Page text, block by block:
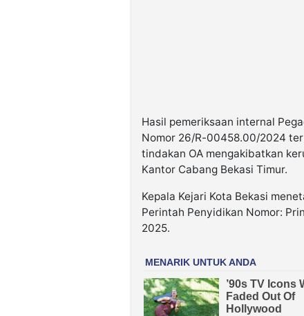
Hasil pemeriksaan internal
Nomor 26/R-00458.00/2024
tindakan OA mengakibatkan
Kantor Cabang Bekasi Timur.
Kepala Kejari Kota Bekasi
Perintah Penyidikan Nomor:
2025.